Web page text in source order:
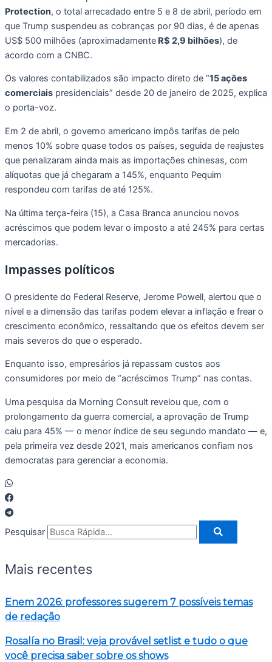
Protection, o total arrecadado entre 5 e 8 de abril, período em
que Trump suspendeu as cobranças por 90 dias, é de apenas
US$ 500 milhões (aproximadamente R$ 2,9 bilhões), de
acordo com a CNBC.
Os valores contabilizados são impacto direto de “15 ações
comerciais presidenciais” desde 20 de janeiro de 2025, explica
o porta-voz.
Em 2 de abril, o governo americano impôs tarifas de pelo
menos 10% sobre quase todos os países, seguida de reajustes
que penalizaram ainda mais as importações chinesas, com
alíquotas que já chegaram a 145%, enquanto Pequim
respondeu com tarifas de até 125%.
Na última terça-feira (15), a Casa Branca anunciou novos
acréscimos que podem levar o imposto a até 245% para certas
mercadorias.
Impasses políticos
O presidente do Federal Reserve, Jerome Powell, alertou que o
nível e a dimensão das tarifas podem elevar a inflação e frear o
crescimento econômico, ressaltando que os efeitos devem ser
mais severos do que o esperado.
Enquanto isso, empresários já repassam custos aos
consumidores por meio de “acréscimos Trump” nas contas.
Uma pesquisa da Morning Consult revelou que, com o
prolongamento da guerra comercial, a aprovação de Trump
caiu para 45% — o menor índice de seu segundo mandato — e,
pela primeira vez desde 2021, mais americanos confiam nos
democratas para gerenciar a economia.
Pesquisar
Mais recentes
Enem 2026: professores sugerem 7 possíveis temas
de redação
Rosalía no Brasil: veja provável setlist e tudo o que
você precisa saber sobre os shows